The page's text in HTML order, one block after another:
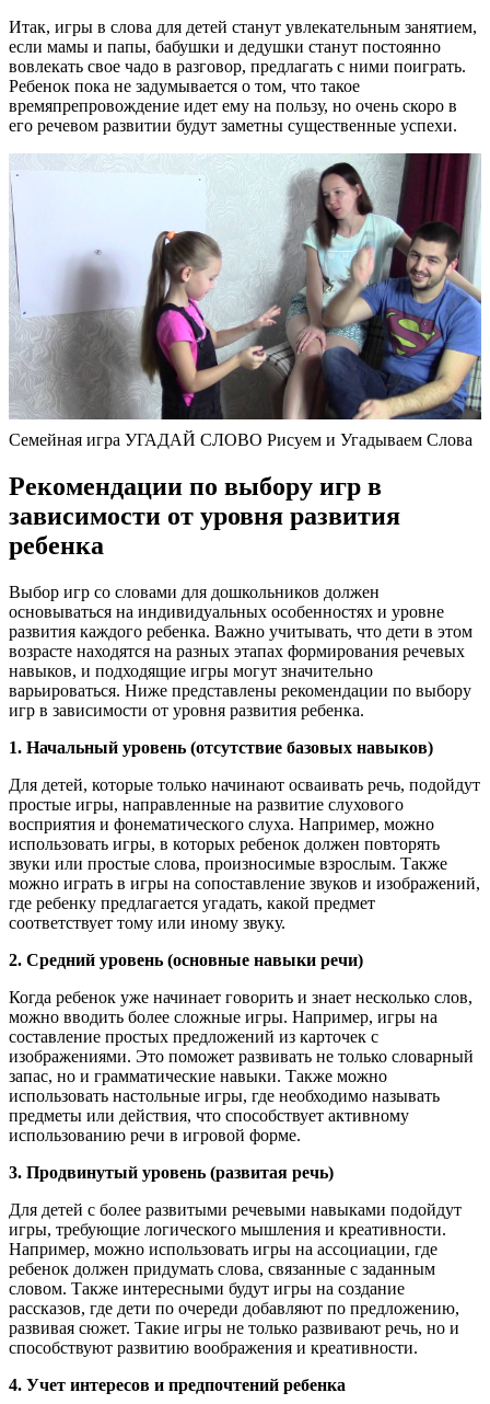
Итак, игры в слова для детей станут увлекательным занятием,
если мамы и папы, бабушки и дедушки станут постоянно
вовлекать свое чадо в разговор, предлагать с ними поиграть.
Ребенок пока не задумывается о том, что такое
времяпрепровождение идет ему на пользу, но очень скоро в
его речевом развитии будут заметны существенные успехи.
Семейная игра УГАДАЙ СЛОВО Рисуем и Угадываем Слова
Рекомендации по выбору игр в
зависимости от уровня развития
ребенка
Выбор игр со словами для дошкольников должен
основываться на индивидуальных особенностях и уровне
развития каждого ребенка. Важно учитывать, что дети в этом
возрасте находятся на разных этапах формирования речевых
навыков, и подходящие игры могут значительно
варьироваться. Ниже представлены рекомендации по выбору
игр в зависимости от уровня развития ребенка.
1. Начальный уровень (отсутствие базовых навыков)
Для детей, которые только начинают осваивать речь, подойдут
простые игры, направленные на развитие слухового
восприятия и фонематического слуха. Например, можно
использовать игры, в которых ребенок должен повторять
звуки или простые слова, произносимые взрослым. Также
можно играть в игры на сопоставление звуков и изображений,
где ребенку предлагается угадать, какой предмет
соответствует тому или иному звуку.
2. Средний уровень (основные навыки речи)
Когда ребенок уже начинает говорить и знает несколько слов,
можно вводить более сложные игры. Например, игры на
составление простых предложений из карточек с
изображениями. Это поможет развивать не только словарный
запас, но и грамматические навыки. Также можно
использовать настольные игры, где необходимо называть
предметы или действия, что способствует активному
использованию речи в игровой форме.
3. Продвинутый уровень (развитая речь)
Для детей с более развитыми речевыми навыками подойдут
игры, требующие логического мышления и креативности.
Например, можно использовать игры на ассоциации, где
ребенок должен придумать слова, связанные с заданным
словом. Также интересными будут игры на создание
рассказов, где дети по очереди добавляют по предложению,
развивая сюжет. Такие игры не только развивают речь, но и
способствуют развитию воображения и креативности.
4. Учет интересов и предпочтений ребенка